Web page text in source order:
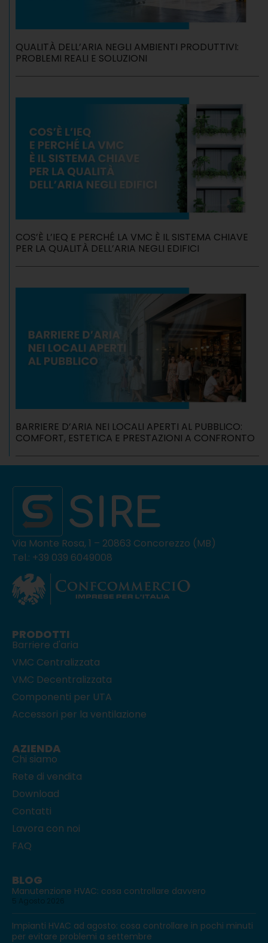
QUALITÀ DELL’ARIA NEGLI AMBIENTI PRODUTTIVI:
PROBLEMI REALI E SOLUZIONI
COS’È L’IEQ E PERCHÉ LA VMC È IL SISTEMA CHIAVE
PER LA QUALITÀ DELL’ARIA NEGLI EDIFICI
BARRIERE D’ARIA NEI LOCALI APERTI AL PUBBLICO:
COMFORT, ESTETICA E PRESTAZIONI A CONFRONTO
Via Monte Rosa, 1 – 20863 Concorezzo (MB)
Tel.: +39 039 6049008
PRODOTTI
Barriere d'aria
VMC Centralizzata
VMC Decentralizzata
Componenti per UTA
Accessori per la ventilazione
AZIENDA
Chi siamo
Rete di vendita
Download
Contatti
Lavora con noi
FAQ
BLOG
Manutenzione HVAC: cosa controllare davvero
Impianti HVAC ad agosto: cosa controllare in pochi minuti
per evitare problemi a settembre